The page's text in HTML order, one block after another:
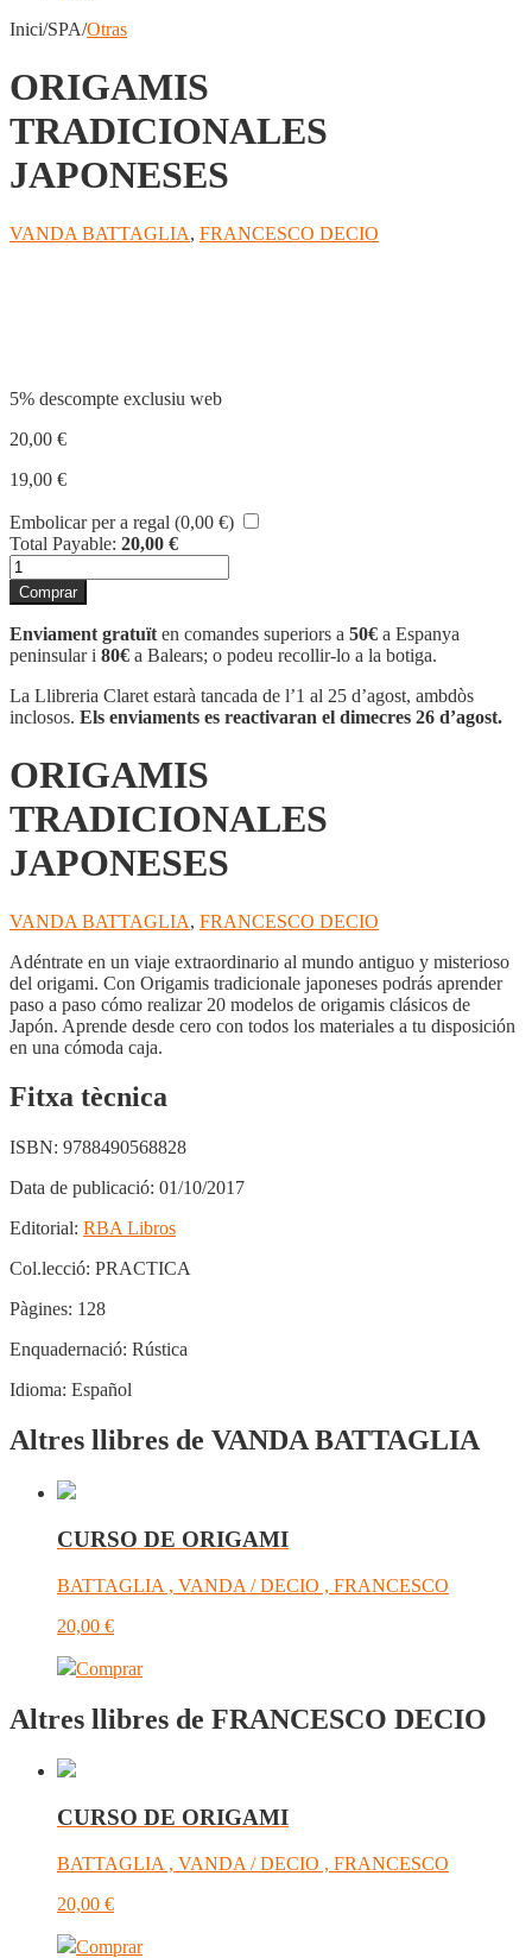
Inici/SPA/Otras
ORIGAMIS
TRADICIONALES
JAPONESES
VANDA BATTAGLIA, FRANCESCO DECIO
5% descompte exclusiu web
20,00 €
19,00 €
Embolicar per a regal (0,00 €)
Total Payable: 20,00 €
quantitat
de
ORIGAMIS
TRADICIONALES
JAPONESES
Comprar
Enviament gratuït en comandes superiors a 50€ a Espanya
peninsular i 80€ a Balears; o podeu recollir-lo a la botiga.
La Llibreria Claret estarà tancada de l’1 al 25 d’agost, ambdòs
inclosos. Els enviaments es reactivaran el dimecres 26 d’agost.
ORIGAMIS
TRADICIONALES
JAPONESES
VANDA BATTAGLIA, FRANCESCO DECIO
Adéntrate en un viaje extraordinario al mundo antiguo y misterioso
del origami. Con Origamis tradicionale japoneses podrás aprender
paso a paso cómo realizar 20 modelos de origamis clásicos de
Japón. Aprende desde cero con todos los materiales a tu disposición
en una cómoda caja.
Fitxa tècnica
ISBN: 9788490568828
Data de publicació: 01/10/2017
Editorial: RBA Libros
Col.lecció: PRACTICA
Pàgines: 128
Enquadernació: Rústica
Idioma: Español
Altres llibres de VANDA BATTAGLIA
CURSO DE ORIGAMI
BATTAGLIA , VANDA / DECIO , FRANCESCO
20,00 €
Comprar
Altres llibres de FRANCESCO DECIO
CURSO DE ORIGAMI
BATTAGLIA , VANDA / DECIO , FRANCESCO
20,00 €
Comprar